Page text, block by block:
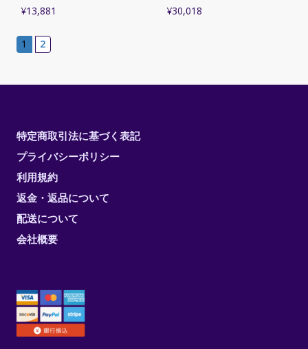
¥13,881
¥30,018
1 2
特定商取引法に基づく表記
プライバシーポリシー
利用規約
返金・返品について
配送について
会社概要